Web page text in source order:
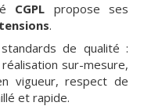
CGPL propose ses
.
de qualité :
sur-mesure,
vigueur, respect de
et rapide.